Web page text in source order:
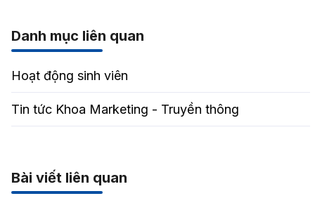
Danh mục liên quan
Hoạt động sinh viên
Tin tức Khoa Marketing - Truyền thông
Bài viết liên quan